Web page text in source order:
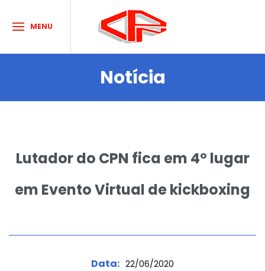
Sobre o Clube
Agenda de Eventos
Dúvidas
HORÁRIOS
MENU
Notícia
Lutador do CPN fica em 4º lugar
em Evento Virtual de kickboxing
Data: 22/06/2020